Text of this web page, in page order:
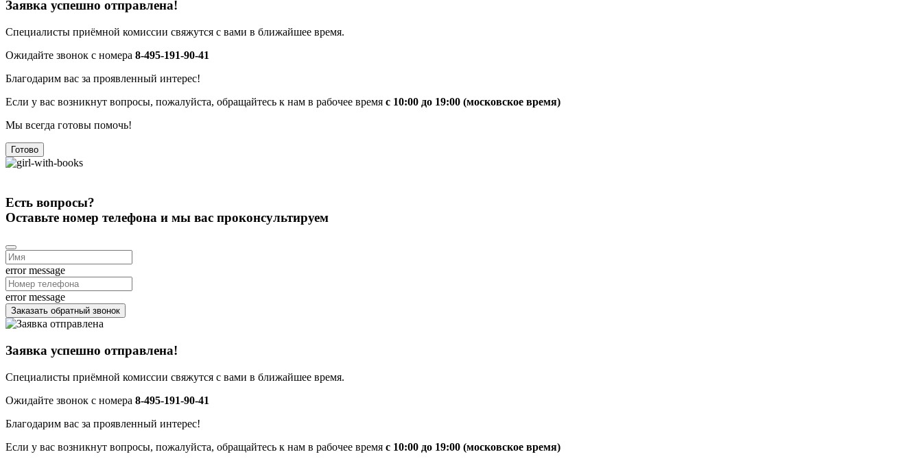
Заявка успешно отправлена!
Специалисты приёмной комиссии свяжутся с вами в ближайшее время.
Ожидайте звонок с номера 8-495-191-90-41
Благодарим вас за проявленный интерес!
Если у вас возникнут вопросы, пожалуйста, обращайтесь к нам в рабочее время с 10:00 до 19:00 (московское время)
Мы всегда готовы помочь!
Готово
Есть вопросы?
Оставьте номер телефона и мы вас проконсультируем
error message
error message
Заказать обратный звонок
Заявка успешно отправлена!
Специалисты приёмной комиссии свяжутся с вами в ближайшее время.
Ожидайте звонок с номера 8-495-191-90-41
Благодарим вас за проявленный интерес!
Если у вас возникнут вопросы, пожалуйста, обращайтесь к нам в рабочее время с 10:00 до 19:00 (московское время)